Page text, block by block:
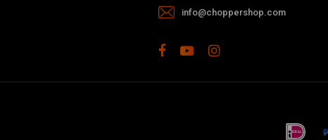
info@choppershop.com